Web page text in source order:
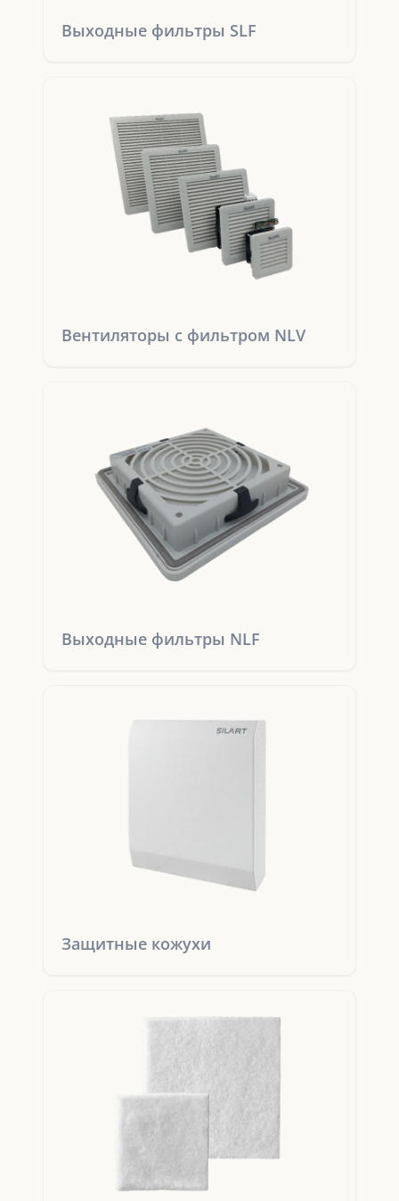
Выходные фильтры SLF
Вентиляторы с фильтром NLV
Выходные фильтры NLF
Защитные кожухи